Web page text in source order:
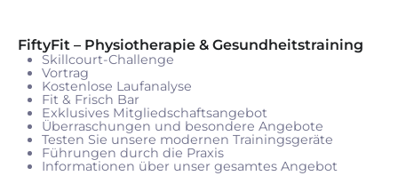
FiftyFit – Physiotherapie & Gesundheitstraining
Skillcourt-Challenge
Vortrag
Kostenlose Laufanalyse
Fit & Frisch Bar
Exklusives Mitgliedschaftsangebot
Überraschungen und besondere Angebote
Testen Sie unsere modernen Trainingsgeräte
Führungen durch die Praxis
Informationen über unser gesamtes Angebot